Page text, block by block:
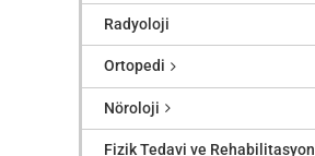
Radyoloji
Ortopedi
Nöroloji
Fizik Tedavi ve Rehabilitasyon